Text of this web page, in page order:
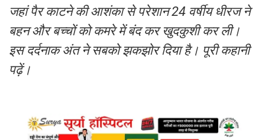
जहां पैर काटने की आशंका से परेशान 24 वर्षीय धीरज ने
बहन और बच्चों को कमरे में बंद कर खुदकुशी कर ली।
इस दर्दनाक अंत ने सबको झकझोर दिया है। पूरी कहानी
पढ़ें।